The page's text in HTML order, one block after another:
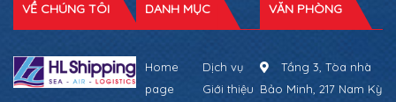
VỀ CHÚNG TÔI DANH MỤC
Home
page
Dịch vụ
Giới thiệu
VĂN PHÒNG
Tầng 3, Tòa nhà
Bảo Minh, 217 Nam Kỳ